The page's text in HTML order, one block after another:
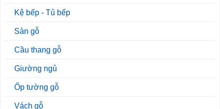
Kệ bếp - Tủ bếp
Sàn gỗ
Cầu thang gỗ
Giường ngủ
Ốp tường gỗ
Vách gỗ